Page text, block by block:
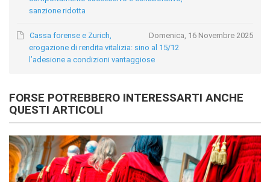
sanzione ridotta
Domenica, 16 Novembre 2025
Cassa forense e Zurich,
erogazione di rendita vitalizia: sino al 15/12
l’adesione a condizioni vantaggiose
FORSE POTREBBERO INTERESSARTI ANCHE
QUESTI ARTICOLI